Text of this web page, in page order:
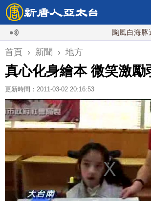
颱風白海豚週末
首頁 › 新聞 › 地方
真心化身繪本 微笑激勵
更新時間：2011-03-02 20:16:53